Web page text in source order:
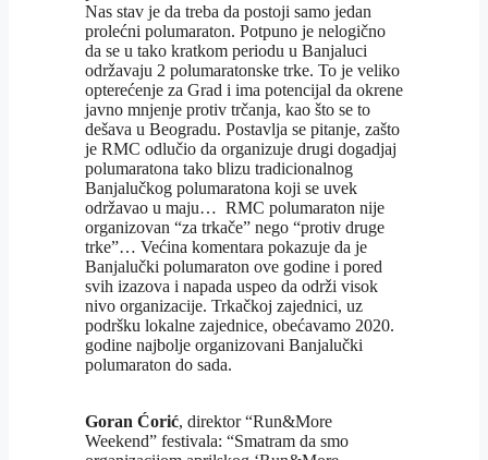
Nas stav je da treba da postoji samo jedan
prolećni polumaraton. Potpuno je nelogično
da se u tako kratkom periodu u Banjaluci
održavaju 2 polumaratonske trke. To je veliko
opterećenje za Grad i ima potencijal da okrene
javno mnjenje protiv trčanja, kao što se to
dešava u Beogradu. Postavlja se pitanje, zašto
je RMC odlučio da organizuje drugi dogadjaj
polumaratona tako blizu tradicionalnog
Banjalučkog polumaratona koji se uvek
održavao u maju… RMC polumaraton nije
organizovan “za trkače” nego “protiv druge
trke”… Većina komentara pokazuje da je
Banjalučki polumaraton ove godine i pored
svih izazova i napada uspeo da održi visok
nivo organizacije. Trkačkoj zajednici, uz
podršku lokalne zajednice, obećavamo 2020.
godine najbolje organizovani Banjalučki
polumaraton do sada.
Goran Ćorić, direktor “Run&More
Weekend” festivala: “Smatram da smo